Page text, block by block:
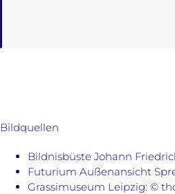
Bildquellen
Bildnisbüste Johann
Futurium Außenansicht
Grassimuseum Leipzig: ©